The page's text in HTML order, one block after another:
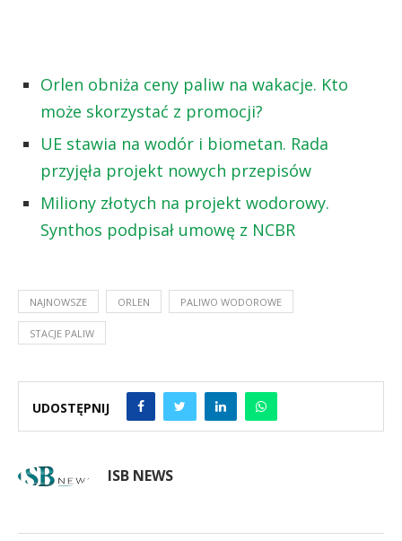
Orlen obniża ceny paliw na wakacje. Kto
może skorzystać z promocji?
UE stawia na wodór i biometan. Rada
przyjęła projekt nowych przepisów
Miliony złotych na projekt wodorowy.
Synthos podpisał umowę z NCBR
NAJNOWSZE ORLEN PALIWO WODOROWE
STACJE PALIW
UDOSTĘPNIJ
ISB NEWS